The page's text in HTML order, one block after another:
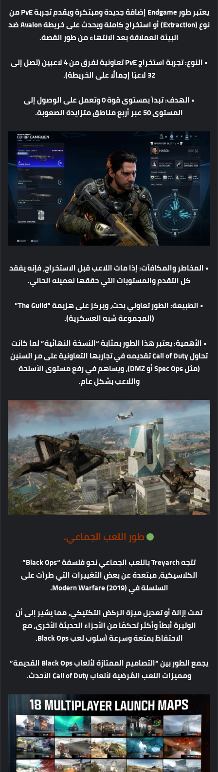
يعتبرطورEndgame إضافةجديدةومبتكرةويقدمتجربةPvE
من
نوع(Extraction) أواستخراجكاملةويحدثعلىخريطة
ضد
البيئةالعملاقةبعدالانتهاءمنطورالقصة.
•النوع:تجربةاستخراجPvE تعاونيةلفرقمن4 لاعبين(تصلإلى
32لاعبًاإجمالًاعلىالخريطة).
•الهدف:تبدأبمستوىقوة0 وتعملعلىالوصولإلى
المستوى
عبرأربعمناطقمتزايدةالصعوبة.
•المخاطروالمكافآت:إذاماتاللاعبقبلالاستخراج،فإنهيفقد
كلالتقدموالمستوياتالتيحققهالعميلهالحالي.
•الطبيعة:الطورتعاونيبحت،ويركزعلىهزيمة
“The Guild”
(المجموعةشبهالعسكرية).
•الأهمية:يعتبرهذاالطوربمثابة“النسخةالنهائية”لماكانت
تحاول
تقديمهفيتجاربهاالتعاونيةعلىمرالسنين
(مثلSpec OpsأوDMZ) ،ويساهمفيرفعمستوىالأسلحة
واللاعببشكلعام.
طور اللعب الجماعي.
تتجه باللعبالجماعينحوفلسفة“Black Ops”
الكلاسيكية،مبتعدةعنبعضالتغييراتالتيطرأتعلى
السلسلةفيModern Warfare (2019).
تمتإزالةأوتعديلميزةالركضالتكتيكي،ممايشيرإلىأن
الوتيرةأبطأوأكثرتحكمًامنالأجزاءالحديثةالأخرى،مع
الاحتفاظبمتعةوسرعةأسلوبلعبBlack Ops.
يجمعالطوربين“التصاميمالممتازةلألعاب القديمة”
ومميزاتاللعبالمُرضيةلألعاب الأحدث.